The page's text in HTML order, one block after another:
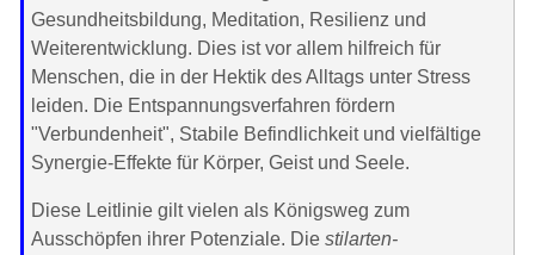
Gesundheitsbildung, Meditation, Resilienz und
Weiterentwicklung. Dies ist vor allem hilfreich für
Menschen, die in der Hektik des Alltags unter Stress
leiden. Die Entspannungsverfahren fördern
"Verbundenheit", Stabile Befindlichkeit und vielfältige
Synergie-Effekte für Körper, Geist und Seele.
Diese Leitlinie gilt vielen als Königsweg zum
Ausschöpfen ihrer Potenziale. Die stilarten-